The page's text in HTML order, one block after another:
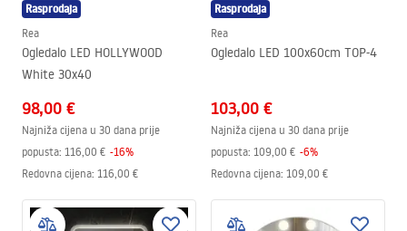
Rasprodaja
Rea
Ogledalo LED HOLLYWOOD
White 30x40
98,00 €
Najniža cijena u 30 dana prije
popusta: 116,00 € -16%
Redovna cijena: 116,00 €
Rasprodaja
Rea
Ogledalo LED 100x60cm TOP-4
103,00 €
Najniža cijena u 30 dana prije
popusta: 109,00 € -6%
Redovna cijena: 109,00 €